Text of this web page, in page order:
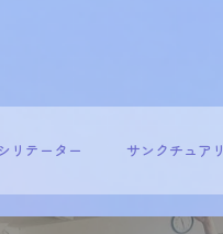
リテーター サンクチュアリ